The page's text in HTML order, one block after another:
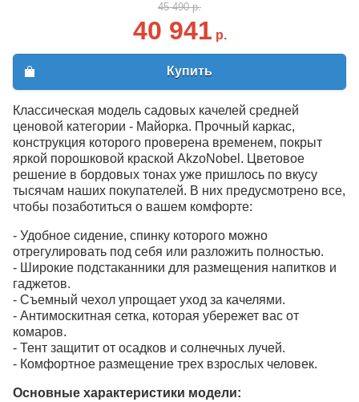
45 490 р.
40 941 р.
Купить
Классическая модель садовых качелей средней
ценовой категории - Майорка. Прочный каркас,
конструкция которого проверена временем, покрыт
яркой порошковой краской AkzoNobel. Цветовое
решение в бордовых тонах уже пришлось по вкусу
тысячам наших покупателей. В них предусмотрено все,
чтобы позаботиться о вашем комфорте:
- Удобное сидение, спинку которого можно
отрегулировать под себя или разложить полностью.
- Широкие подстаканники для размещения напитков и
гаджетов.
- Съемный чехол упрощает уход за качелями.
- Антимоскитная сетка, которая убережет вас от
комаров.
- Тент защитит от осадков и солнечных лучей.
- Комфортное размещение трех взрослых человек.
Основные характеристики модели: